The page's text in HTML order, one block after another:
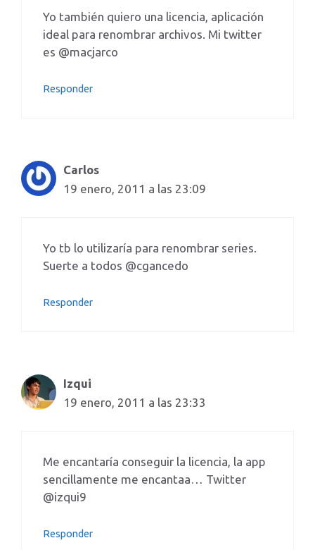
Yo también quiero una licencia, aplicación
ideal para renombrar archivos. Mi twitter
es @macjarco
Responder
Carlos
19 enero, 2011 a las 23:09
Yo tb lo utilizaría para renombrar series.
Suerte a todos @cgancedo
Responder
Izqui
19 enero, 2011 a las 23:33
Me encantaría conseguir la licencia, la app
sencillamente me encantaa… Twitter
@izqui9
Responder